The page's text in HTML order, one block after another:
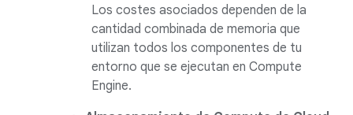
Los costes asociados dependen de la
cantidad combinada de memoria que
utilizan todos los componentes de tu
entorno que se ejecutan en Compute
Engine.